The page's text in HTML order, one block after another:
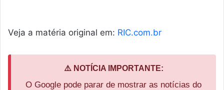
Veja a matéria original em: RIC.com.br
⚠️ NOTÍCIA IMPORTANTE:
O Google pode parar de mostrar as notícias do